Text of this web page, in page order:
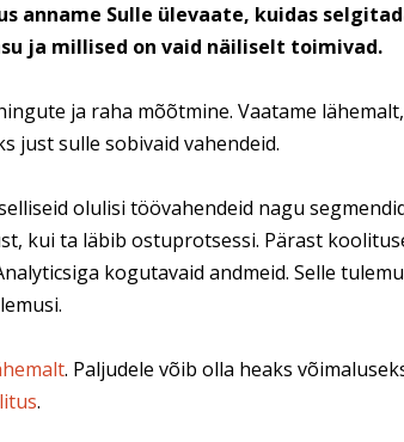
anname Sulle ülevaate, kuidas
ja millised on vaid näiliselt toimivad.
ja raha mõõtmine. Vaatame
just sulle sobivaid vahendeid.
olulisi töövahendeid nagu
kui ta läbib ostuprotsessi. Pärast
kogutavaid andmeid. Selle
. Paljudele võib olla heaks
.